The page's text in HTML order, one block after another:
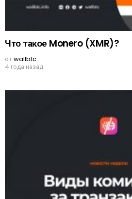
Что такое Monero (XMR)?
отwallbtc
4 года назад